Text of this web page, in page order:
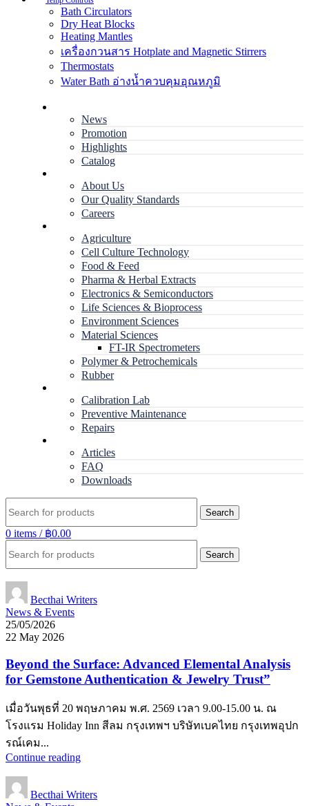
Bath Circulators
Dry Heat Blocks
Heating Mantles
เครื่องกวนสาร Hotplate and Magnetic Stirrers
Thermostats
Water Bath อ่างน้ำควบคุมอุณหภูมิ
News
Promotion
Highlights
Catalog
About Us
Our Quality Standards
Careers
Agriculture
Cell Culture Technology
Food & Feed
Pharma & Herbal Extracts
Electronics & Semiconductors
Life Sciences & Bioprocess
Environment Sciences
Material Sciences
FT-IR Spectrometers
Polymer & Petrochemicals
Rubber
Calibration Lab
Preventive Maintenance
Repairs
Articles
FAQ
Downloads
Search
0 items / ฿0.00
Search
Becthai Writers
News & Events
25/05/2026
22 May 2026
Beyond the Surface: Advanced Elemental Analysis
for Gemstone Authentication & Jewelry Trust”
เมื่อวันพุธที่ 20 พฤษภาคม พ.ศ. 2569 เวลา 9.00-15.00 น. ณ
โรงแรม Holiday Inn สีลม กรุงเทพฯ บริษัทเบคไทย กรุงเทพอุปก
รณ์เคม...
Continue reading
Becthai Writers